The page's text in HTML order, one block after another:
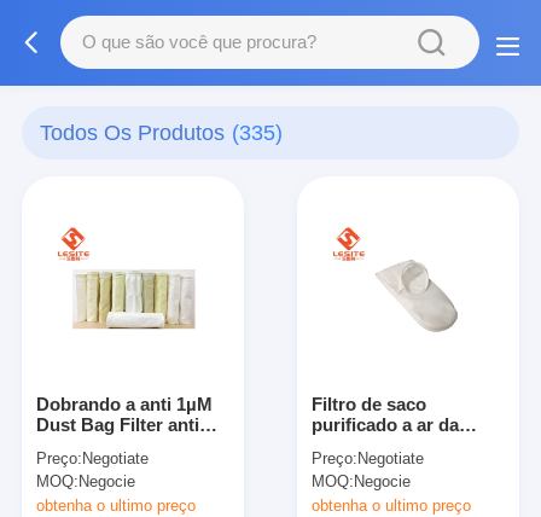
Todos Os Produtos (335)
Dobrando a anti 1µM
Dust Bag Filter anti
resistência
Preço: Negotiate
MOQ: Negocie
obtenha o ultimo preço
Filtro de saco
purificado a ar da
do coletor de poeira
de 5 mícrons
Preço: Negotiate
MOQ: Negocie
obtenha o ultimo preço